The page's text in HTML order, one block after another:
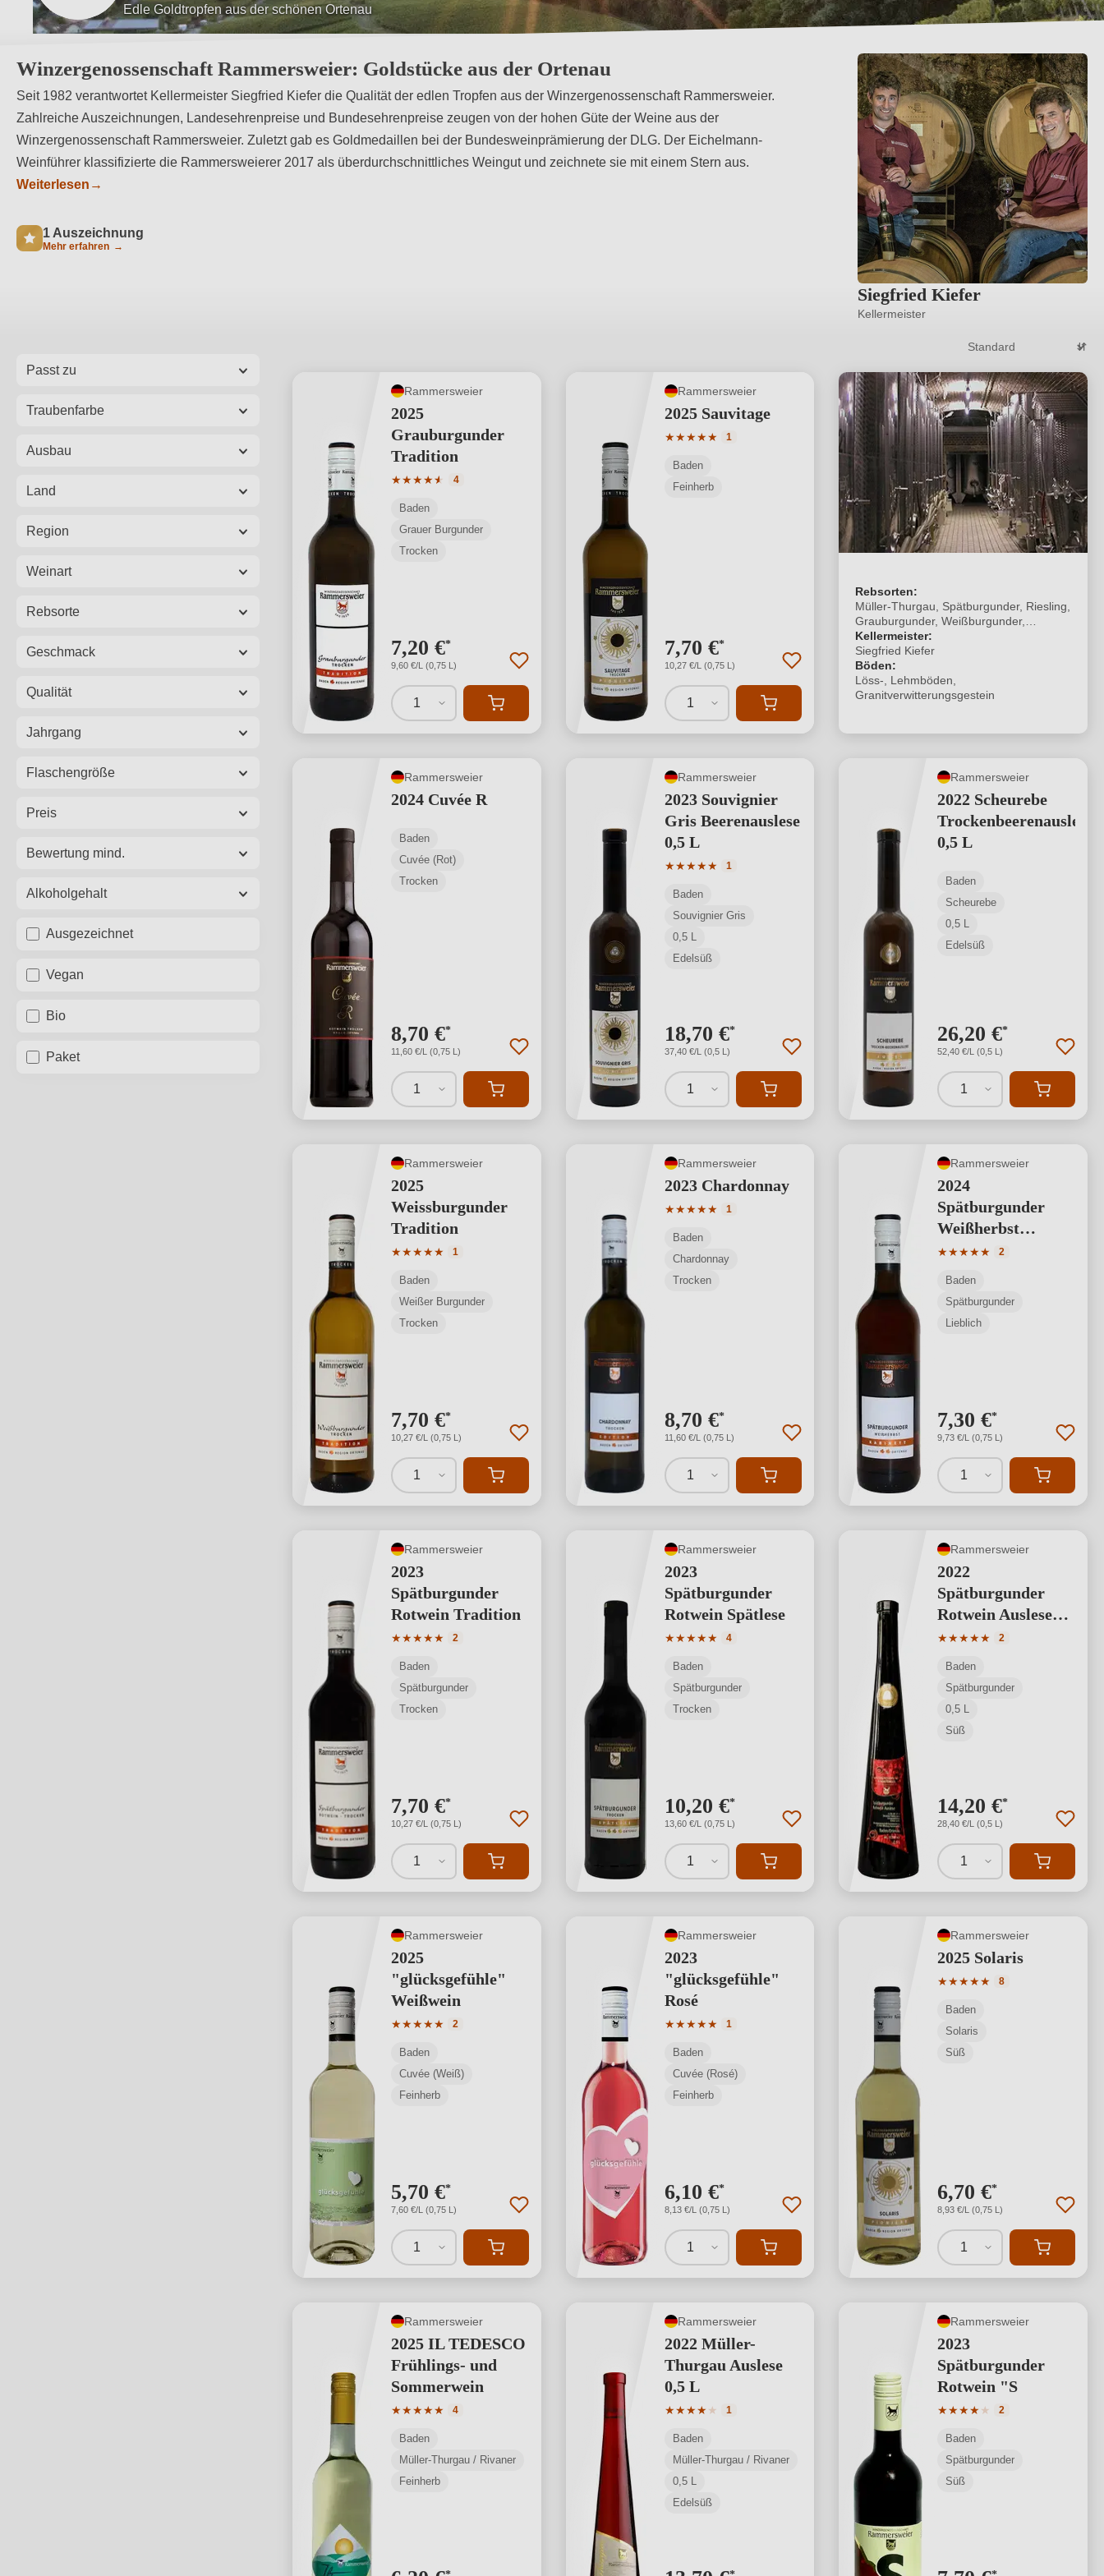
Ausschließlich Handarbeit
Winzergenossenschaft Rammersweier: Goldstücke aus der Ortenau
Seit 1982 verantwortet Kellermeister Siegfried Kiefer die Qualität der edlen Tropfen aus der Winzergenossenschaft Rammersweier.
Zahlreiche Auszeichnungen, Landesehrenpreise und Bundesehrenpreise zeugen von der hohen Güte der Weine aus der
Winzergenossenschaft Rammersweier. Zuletzt gab es Goldmedaillen bei der Bundesweinprämierung der DLG. Der Eichelmann-
Weinführer klassifizierte die Rammersweierer 2017 als überdurchschnittliches Weingut und zeichnete sie mit einem Stern aus.
Weiterlesen →
1 Auszeichnung
Mehr erfahren →
Siegfried Kiefer
Kellermeister
Passt zu
Traubenfarbe
Ausbau
Land
Region
Weinart
Rebsorte
Geschmack
Qualität
Jahrgang
Flaschengröße
Preis
Bewertung mind.
Alkoholgehalt
Ausgezeichnet
Vegan
Bio
Paket
Rammersweier
2025
Grauburgunder
Tradition
★★★★★
★
Durchschnittliche Bewertung von 4.5 von 5 Sternen
4
Baden
Grauer Burgunder
Trocken
7,20 €*
9,60 €/L (0,75 L)
1
Rammersweier
2025 Sauvitage
★★★★★
Durchschnittliche Bewertung von 5 von 5 Sternen
1
Baden
Feinherb
7,70 €*
10,27 €/L (0,75 L)
1
Rebsorten:
Müller-Thurgau, Spätburgunder, Riesling,
Grauburgunder, Weißburgunder,
Chardonnay, Traminer, Kerner,
Scheurebe, Cabernet Dorsa, Solaris,
Muscaris,
Kellermeister:
Siegfried Kiefer
Böden:
Löss-, Lehmböden,
Granitverwitterungsgestein
Rammersweier
2024 Cuvée R
Baden
Cuvée (Rot)
Trocken
8,70 €*
11,60 €/L (0,75 L)
1
Rammersweier
2023 Souvignier
Gris Beerenauslese
0,5 L
★★★★★
Durchschnittliche Bewertung von 5 von 5 Sternen
1
Baden
Souvignier Gris
0,5 L
Edelsüß
18,70 €*
37,40 €/L (0,5 L)
1
Rammersweier
2022 Scheurebe
Trockenbeerenauslese
0,5 L
Baden
Scheurebe
0,5 L
Edelsüß
26,20 €*
52,40 €/L (0,5 L)
1
Rammersweier
2025
Weissburgunder
Tradition
★★★★★
Durchschnittliche Bewertung von 5 von 5 Sternen
1
Baden
Weißer Burgunder
Trocken
7,70 €*
10,27 €/L (0,75 L)
1
Rammersweier
2023 Chardonnay
★★★★★
Durchschnittliche Bewertung von 5 von 5 Sternen
1
Baden
Chardonnay
Trocken
8,70 €*
11,60 €/L (0,75 L)
1
Rammersweier
2024
Spätburgunder
Weißherbst
Harmonie
★★★★★
Durchschnittliche
2
Baden
Spätburgunder
Lieblich
7,30 €*
9,73 €/L (0,75 L)
1
Rammersweier
2023
Spätburgunder
Rotwein Tradition
★★★★★
Durchschnittliche Bewertung von 5 von 5 Sternen
2
Baden
Spätburgunder
Trocken
7,70 €*
10,27 €/L (0,75 L)
1
Rammersweier
2023
Spätburgunder
Rotwein Spätlese
★★★★★
Durchschnittliche Bewertung von 5 von 5 Sternen
4
Baden
Spätburgunder
Trocken
10,20 €*
13,60 €/L (0,75 L)
1
Rammersweier
2022
Spätburgunder
Rotwein Auslese
0,5 L
★★★★★
Durchschnittliche
2
Baden
Spätburgunder
0,5 L
Süß
14,20 €*
28,40 €/L (0,5 L)
1
Rammersweier
2025
"glücksgefühle"
Weißwein
★★★★★
Durchschnittliche Bewertung von 5 von 5 Sternen
2
Baden
Cuvée (Weiß)
Feinherb
5,70 €*
7,60 €/L (0,75 L)
1
Rammersweier
2023
"glücksgefühle"
Rosé
★★★★★
Durchschnittliche Bewertung von 5 von 5 Sternen
1
Baden
Cuvée (Rosé)
Feinherb
6,10 €*
8,13 €/L (0,75 L)
1
Rammersweier
2025 Solaris
★★★★★
Durchschnittliche
8
Baden
Solaris
Süß
6,70 €*
8,93 €/L (0,75 L)
1
Rammersweier
2025 IL TEDESCO
Frühlings- und
Sommerwein
★★★★★
Durchschnittliche Bewertung von 5 von 5 Sternen
4
Baden
Müller-Thurgau / Rivaner
Feinherb
Rammersweier
2022 Müller-
Thurgau Auslese
0,5 L
★★★★★
Durchschnittliche Bewertung von 4 von 5 Sternen
1
Baden
Müller-Thurgau / Rivaner
0,5 L
Edelsüß
Rammersweier
2023
Spätburgunder
Rotwein "S
★★★★★
Durchschnittliche
2
Baden
Spätburgunder
Süß